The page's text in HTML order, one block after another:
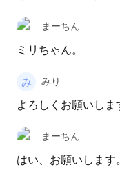
まーちん
ミリちゃん。
みり
よろしくお願いしま
まーちん
はい、お願いします。